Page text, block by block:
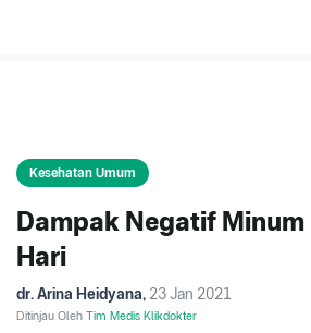
Kesehatan Umum
Dampak Negatif Minum
Hari
dr. Arina Heidyana, 23 Jan 2021
Ditinjau Oleh Tim Medis Klikdokter